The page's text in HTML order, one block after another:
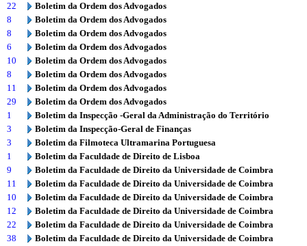
22
Boletim da Ordem dos Advogados
8
Boletim da Ordem dos Advogados
8
Boletim da Ordem dos Advogados
6
Boletim da Ordem dos Advogados
10
Boletim da Ordem dos Advogados
8
Boletim da Ordem dos Advogados
11
Boletim da Ordem dos Advogados
29
Boletim da Ordem dos Advogados
1
Boletim da Inspecção -Geral da Administração do Território
3
Boletim da Inspecção-Geral de Finanças
3
Boletim da Filmoteca Ultramarina Portuguesa
1
Boletim da Faculdade de Direito de Lisboa
9
Boletim da Faculdade de Direito da Universidade de Coimbra
11
Boletim da Faculdade de Direito da Universidade de Coimbra
10
Boletim da Faculdade de Direito da Universidade de Coimbra
12
Boletim da Faculdade de Direito da Universidade de Coimbra
22
Boletim da Faculdade de Direito da Universidade de Coimbra
38
Boletim da Faculdade de Direito da Universidade de Coimbra